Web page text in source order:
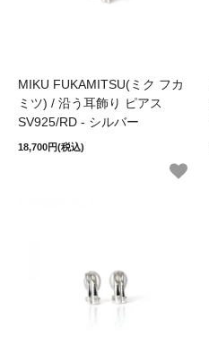
MIKU FUKAMITSU(ミク フカ
ミツ) / 沿う耳飾り ピアス
SV925/RD - シルバー
18,700円(税込)